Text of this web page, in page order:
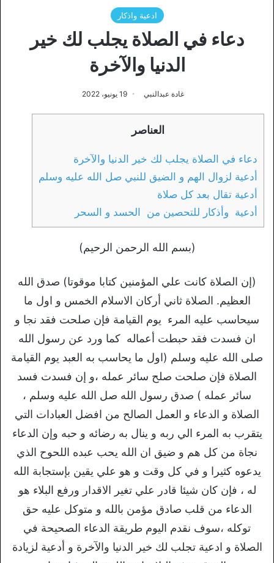
ادعية واذكار
دعاء في الصلاة يجلب لك خير
الدنيا والآخرة
غادة عبدالنبي 19 يونيو، 2022
العناصر
دعاء في الصلاة يجلب لك خير الدنيا والآخرة
أدعية لزوال الهم و الضيق للنبي صل الله عليه وسلم
أدعية تقال بعد كل صلاة
أدعية وأذكار للتحصين من الحسد و السحر
(بسم الله الرحمن الرحيم)
(إن الصلاة كانت علي المؤمنين كتابا موقوتا) صدق الله
العظيم. الصلاة ثاني أركان الاسلام الخمس و اول ما
سيحاسب عليه المرء يوم القيامة فإن صلحت فقد نجا و
ان فسدت فقد حبطت أعماله كما ورد عن رسول الله
صلى الله عليه وسلم (اول ما يحاسب به العبد يوم القيامة
الصلاة فإن صلحت صلح سائر عمله ،و إن فسدت فسد
سائر عمله ) صدق رسول الله صل الله عليه وسلم ،
الصلاة و الدعاء و العمل الصالح من افضل العبادات التي
يتقرب به المرء الي ربه و ينال به رضائه و حبه وإن الدعاء
نجاة من كل هم و ضيق ان الله يحب عبده اللحوح الذي
يدعوه كثيرا و في كل وقت و هو علي يقين بإستجابة الله
له ، فإن كان شيئا قادر علي تغير الاقدار ورفع البلاء هو
الدعاء من قلب صادق مؤمن بالله و متوكل عليه حق
توكله ،سوف نقدم اليوم طريقة الدعاء الصحيحة في
الصلاة و ادعية تجلب لك خير الدنيا والآخرة و أدعية لزيادة